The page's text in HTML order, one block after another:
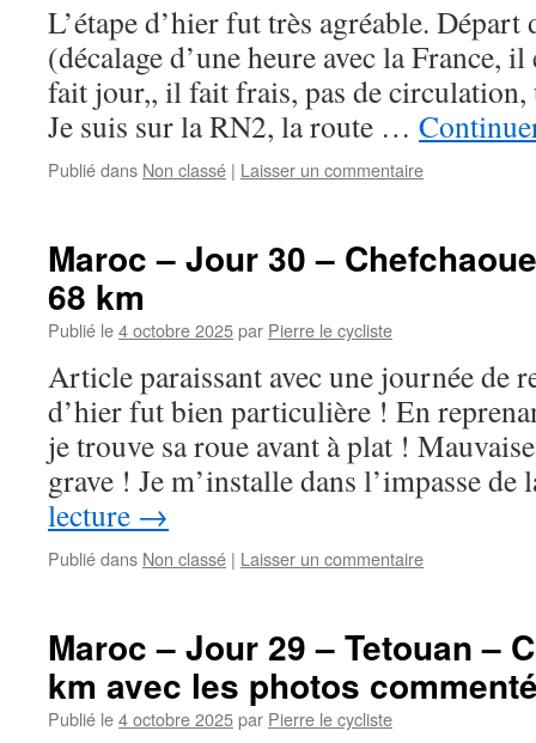
L’étape d’hier fut très agréable. Départ
(décalage d’une heure avec la France,
fait jour,, il fait frais, pas de circulation,
Je suis sur la RN2, la route …
Publié dans Non classé | Laisser un commentaire
Maroc – Jour 30 –
68 km
Publié le4 octobre 2025par Pierre le cycliste
Article paraissant avec une journée de
d’hier fut bien particulière ! En
je trouve sa roue avant à plat !
grave ! Je m’installe dans l’impasse
lecture →
Publié dans Non classé | Laisser un commentaire
Maroc – Jour 29 – Tetouan –
km avec les photos
Publié le4 octobre 2025par Pierre le cycliste